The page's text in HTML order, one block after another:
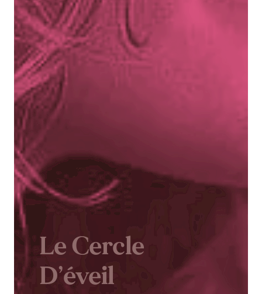
Le Cercle
D’éveil